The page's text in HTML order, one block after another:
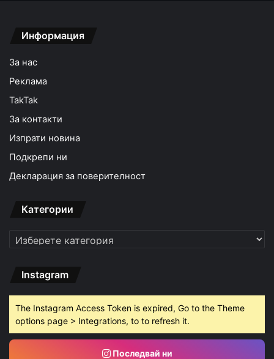
Информация
За нас
Реклама
TakTak
За контакти
Изпрати новина
Подкрепи ни
Декларация за поверителност
Категории
Категории
Instagram
The Instagram Access Token is expired, Go to the Theme
options page > Integrations, to to refresh it.
Последвай ни